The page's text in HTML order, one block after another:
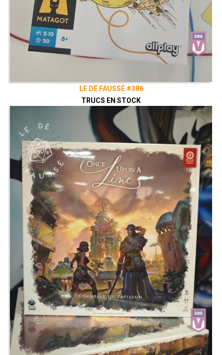
LE DÉ FAUSSÉ #386
TRUCS EN STOCK